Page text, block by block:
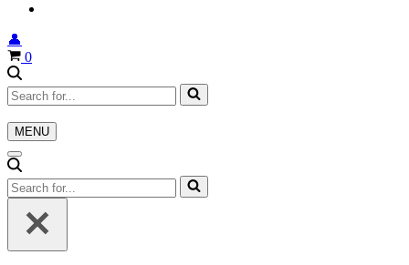
👤
Panier
0
Rechercher...
MENU
Menu
Menu
de
navigation
Rechercher...